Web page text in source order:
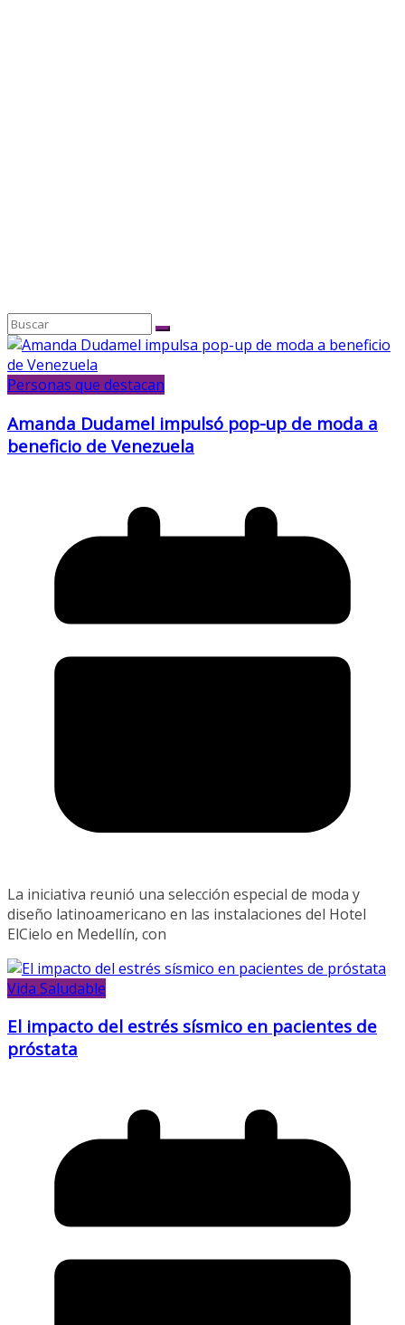
Personas que destacan
Amanda Dudamel impulsó pop-up de moda a
beneficio de Venezuela
La iniciativa reunió una selección especial de moda y
diseño latinoamericano en las instalaciones del Hotel
ElCielo en Medellín, con
Vida Saludable
El impacto del estrés sísmico en pacientes de
próstata